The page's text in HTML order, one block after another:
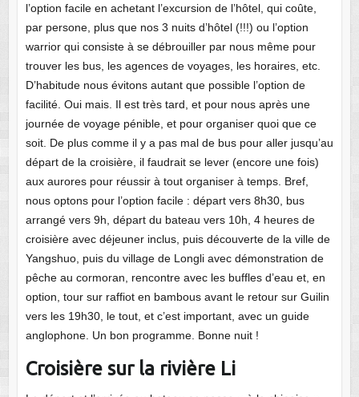
l’option facile en achetant l’excursion de l’hôtel, qui coûte,
par persone, plus que nos 3 nuits d’hôtel (!!!) ou l’option
warrior qui consiste à se débrouiller par nous même pour
trouver les bus, les agences de voyages, les horaires, etc.
D’habitude nous évitons autant que possible l’option de
facilité. Oui mais. Il est très tard, et pour nous après une
journée de voyage pénible, et pour organiser quoi que ce
soit. De plus comme il y a pas mal de bus pour aller jusqu’au
départ de la croisière, il faudrait se lever (encore une fois)
aux aurores pour réussir à tout organiser à temps. Bref,
nous optons pour l’option facile : départ vers 8h30, bus
arrangé vers 9h, départ du bateau vers 10h, 4 heures de
croisière avec déjeuner inclus, puis découverte de la ville de
Yangshuo, puis du village de Longli avec démonstration de
pêche au cormoran, rencontre avec les buffles d’eau et, en
option, tour sur raffiot en bambous avant le retour sur Guilin
vers les 19h30, le tout, et c’est important, avec un guide
anglophone. Un bon programme. Bonne nuit !
Croisière sur la rivière Li